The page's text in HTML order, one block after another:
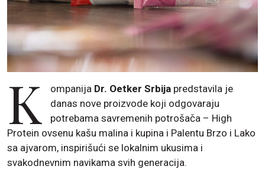
K ompanija Dr. Oetker Srbija predstavila je
danas nove proizvode koji odgovaraju
potrebama savremenih potrošača – High
Protein ovsenu kašu malina i kupina i Palentu Brzo i Lako
sa ajvarom, inspirišući se lokalnim ukusima i
svakodnevnim navikama svih generacija.